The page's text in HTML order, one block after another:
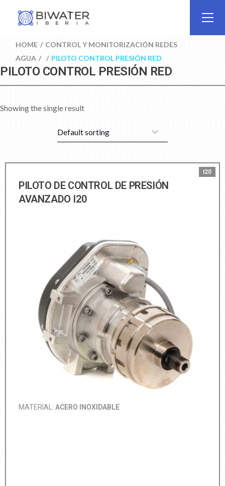
HOME
CONTROL Y MONITORIZACIÓN REDES
AGUA
PILOTO CONTROL PRESIÓN RED
PILOTO CONTROL PRESIÓN RED
Showing the single result
PILOTO DE CONTROL DE PRESIÓN
AVANZADO I20
I20
MATERIAL: ACERO INOXIDABLE